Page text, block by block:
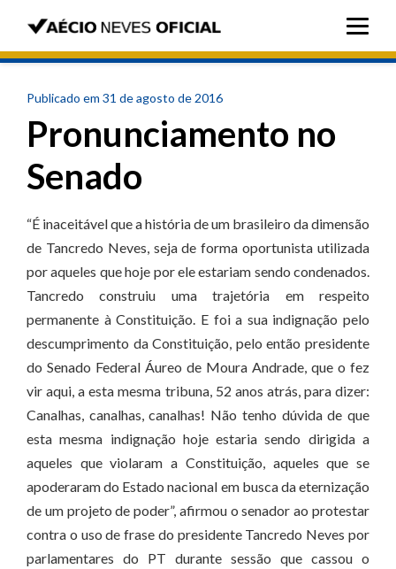
Publicado em 31 de agosto de 2016
Pronunciamento no
Senado
“É inaceitável que a história de um brasileiro da dimensão
de Tancredo Neves, seja de forma oportunista utilizada
por aqueles que hoje por ele estariam sendo condenados.
Tancredo construiu uma trajetória em respeito
permanente à Constituição. E foi a sua indignação pelo
descumprimento da Constituição, pelo então presidente
do Senado Federal Áureo de Moura Andrade, que o fez
vir aqui, a esta mesma tribuna, 52 anos atrás, para dizer:
Canalhas, canalhas, canalhas! Não tenho dúvida de que
esta mesma indignação hoje estaria sendo dirigida a
aqueles que violaram a Constituição, aqueles que se
apoderaram do Estado nacional em busca da eternização
de um projeto de poder”, afirmou o senador ao protestar
contra o uso de frase do presidente Tancredo Neves por
parlamentares do PT durante sessão que cassou o